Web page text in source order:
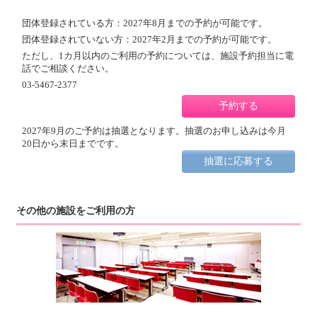
団体登録されている方：2027年8月までの予約が可能です。
団体登録されていない方：2027年2月までの予約が可能です。
ただし、1カ月以内のご利用の予約については、施設予約担当に電
話でご相談ください。
03-5467-2377
予約する
2027年9月のご予約は抽選となります。抽選のお申し込みは今月
20日から末日までです。
抽選に応募する
その他の施設をご利用の方